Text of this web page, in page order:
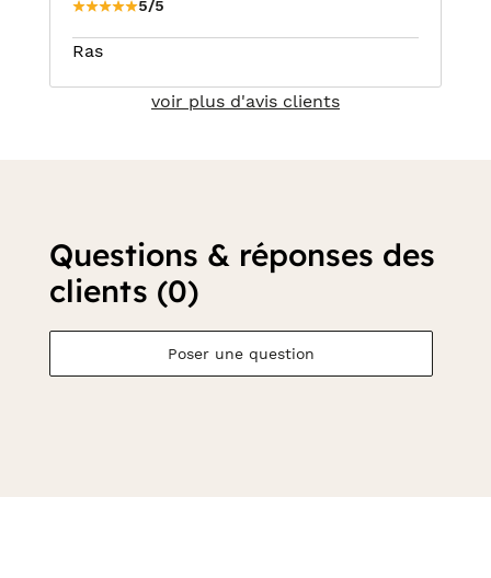
5/5
Ras
voir plus d'avis clients
Questions & réponses des
clients (0)
Poser une question